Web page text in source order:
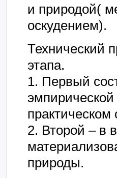
и природой(
оскудением).
Технический
этапа.
1. Первый
практическом
2. Второй – в
природы.